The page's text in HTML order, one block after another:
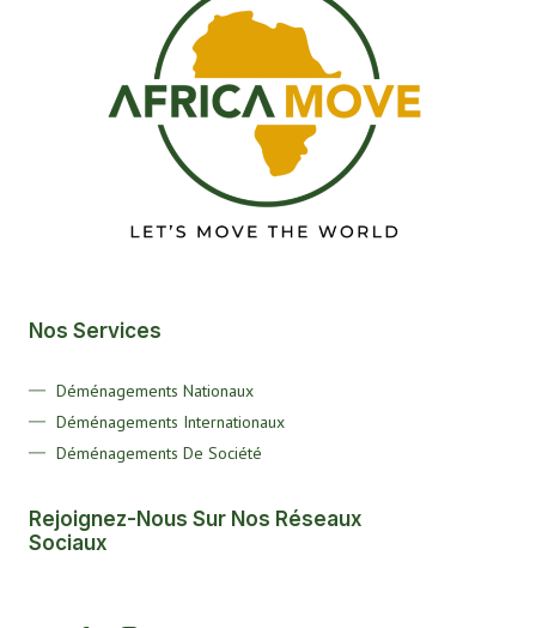
Nos Services
Déménagements Nationaux
Déménagements Internationaux
Déménagements De Société
Rejoignez-Nous Sur Nos Réseaux
Sociaux